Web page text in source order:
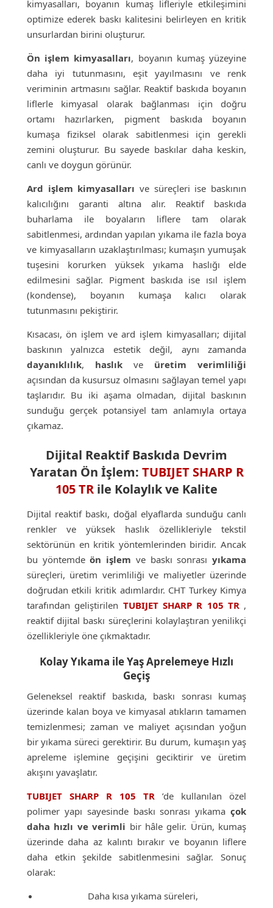
kimyasalları, boyanın kumaş lifleriyle etkileşimini
optimize ederek baskı kalitesini belirleyen en kritik
unsurlardan birini oluşturur.
Ön işlem kimyasalları, boyanın kumaş yüzeyine
daha iyi tutunmasını, eşit yayılmasını ve renk
veriminin artmasını sağlar. Reaktif baskıda boyanın
liflerle kimyasal olarak bağlanması için doğru
ortamı hazırlarken, pigment baskıda boyanın
kumaşa fiziksel olarak sabitlenmesi için gerekli
zemini oluşturur. Bu sayede baskılar daha keskin,
canlı ve doygun görünür.
Ard işlem kimyasalları ve süreçleri ise baskının
kalıcılığını garanti altına alır. Reaktif baskıda
buharlama ile boyaların liflere tam olarak
sabitlenmesi, ardından yapılan yıkama ile fazla boya
ve kimyasalların uzaklaştırılması; kumaşın yumuşak
tuşesini korurken yüksek yıkama haslığı elde
edilmesini sağlar. Pigment baskıda ise ısıl işlem
(kondense), boyanın kumaşa kalıcı olarak
tutunmasını pekiştirir.
Kısacası, ön işlem ve ard işlem kimyasalları; dijital
baskının yalnızca estetik değil, aynı zamanda
dayanıklılık, haslıkve üretim verimliliği
açısından da kusursuz olmasını sağlayan temel yapı
taşlarıdır. Bu iki aşama olmadan, dijital baskının
sunduğu gerçek potansiyel tam anlamıyla ortaya
çıkamaz.
Dijital Reaktif Baskıda Devrim
Yaratan Ön İşlem: TUBIJET SHARP R
105 TR ile Kolaylık ve Kalite
Dijital reaktif baskı, doğal elyaflarda sunduğu canlı
renkler ve yüksek haslık özellikleriyle tekstil
sektörünün en kritik yöntemlerinden biridir. Ancak
bu yöntemdeön işlem ve baskı sonrasıyıkama
süreçleri, üretim verimliliği ve maliyetler üzerinde
doğrudan etkili kritik adımlardır. CHT Turkey Kimya
tarafından geliştirilen TUBIJET SHARP R 105 TR ,
reaktif dijital baskı süreçlerini kolaylaştıran yenilikçi
özellikleriyle öne çıkmaktadır.
Kolay Yıkama ile Yaş Aprelemeye Hızlı
Geçiş
Geleneksel reaktif baskıda, baskı sonrası kumaş
üzerinde kalan boya ve kimyasal atıkların tamamen
temizlenmesi; zaman ve maliyet açısından yoğun
bir yıkama süreci gerektirir. Bu durum, kumaşın yaş
apreleme işlemine geçişini geciktirir ve üretim
akışını yavaşlatır.
TUBIJET SHARP R 105 TR’de kullanılan özel
polimer yapı sayesinde baskı sonrası yıkamaçok
daha hızlı ve verimli bir hâle gelir. Ürün, kumaş
üzerinde daha az kalıntı bırakır ve boyanın liflere
daha etkin şekilde sabitlenmesini sağlar. Sonuç
olarak:
Daha kısa yıkama süreleri,